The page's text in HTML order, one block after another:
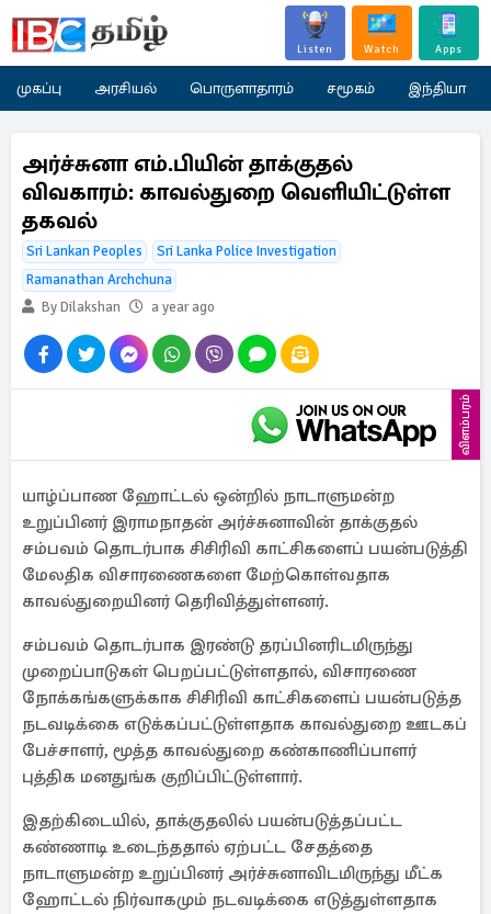
Listen Watch Apps
முகப்பு அரசியல் பொருளாதாரம் சமூகம் இந்தியா
அர்ச்சுனா எம்.பியின் தாக்குதல்
விவகாரம்: காவல்துறை வெளியிட்டுள்ள
தகவல்
Sri Lankan Peoples
Sri Lanka Police Investigation
Ramanathan Archchuna
By Dilakshan
a year ago
விளம்பரம்
யாழ்ப்பாண ஹோட்டல் ஒன்றில் நாடாளுமன்ற
உறுப்பினர் இராமநாதன் அர்ச்சுனாவின் தாக்குதல்
சம்பவம் தொடர்பாக சிசிரிவி காட்சிகளைப் பயன்படுத்தி
மேலதிக விசாரணைகளை மேற்கொள்வதாக
காவல்துறையினர் தெரிவித்துள்ளனர்.
சம்பவம் தொடர்பாக இரண்டு தரப்பினரிடமிருந்து
முறைப்பாடுகள் பெறப்பட்டுள்ளதால், விசாரணை
நோக்கங்களுக்காக சிசிரிவி காட்சிகளைப் பயன்படுத்த
நடவடிக்கை எடுக்கப்பட்டுள்ளதாக காவல்துறை ஊடகப்
பேச்சாளர், மூத்த காவல்துறை கண்காணிப்பாளர்
புத்திக மனதுங்க குறிப்பிட்டுள்ளார்.
இதற்கிடையில், தாக்குதலில் பயன்படுத்தப்பட்ட
கண்ணாடி உடைந்ததால் ஏற்பட்ட சேதத்தை
நாடாளுமன்ற உறுப்பினர் அர்ச்சுனாவிடமிருந்து மீட்க
ஹோட்டல் நிர்வாகமும் நடவடிக்கை எடுத்துள்ளதாக